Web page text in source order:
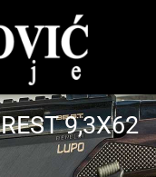
9,3X62